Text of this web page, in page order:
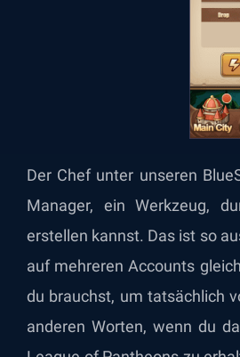
Der Chef unter unseren
Manager, ein Werkzeug,
erstellen kannst. Das ist so
auf mehreren Accounts
du brauchst, um tatsächlich
anderen Worten, wenn du